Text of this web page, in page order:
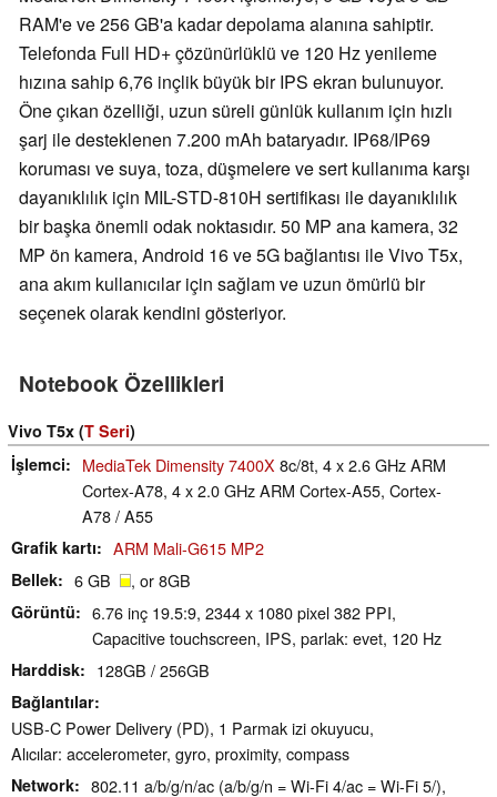
RAM'e ve 256 GB'a kadar depolama alanına sahiptir.
Telefonda Full HD+ çözünürlüklü ve 120 Hz yenileme
hızına sahip 6,76 inçlik büyük bir IPS ekran bulunuyor.
Öne çıkan özelliği, uzun süreli günlük kullanım için hızlı
şarj ile desteklenen 7.200 mAh bataryadır. IP68/IP69
koruması ve suya, toza, düşmelere ve sert kullanıma karşı
dayanıklılık için MIL-STD-810H sertifikası ile dayanıklılık
bir başka önemli odak noktasıdır. 50 MP ana kamera, 32
MP ön kamera, Android 16 ve 5G bağlantısı ile Vivo T5x,
ana akım kullanıcılar için sağlam ve uzun ömürlü bir
seçenek olarak kendini gösteriyor.
Notebook Özellikleri
Vivo T5x (T Seri)
İşlemci
MediaTek Dimensity 7400X 8c/8t, 4 x 2.6 GHz ARM
Cortex-A78, 4 x 2.0 GHz ARM Cortex-A55, Cortex-
A78 / A55
Grafik kartı ARM Mali-G615 MP2
Bellek 6 GB , or 8GB
Görüntü
6.76 inç 19.5:9, 2344 x 1080 pixel 382 PPI,
Capacitive touchscreen, IPS, parlak: evet, 120 Hz
Harddisk 128GB / 256GB
Bağlantılar
USB-C Power Delivery (PD), 1 Parmak izi okuyucu,
Alıcılar: accelerometer, gyro, proximity, compass
Network
802.11 a/b/g/n/ac (a/b/g/n = Wi-Fi 4/ac = Wi-Fi 5/),